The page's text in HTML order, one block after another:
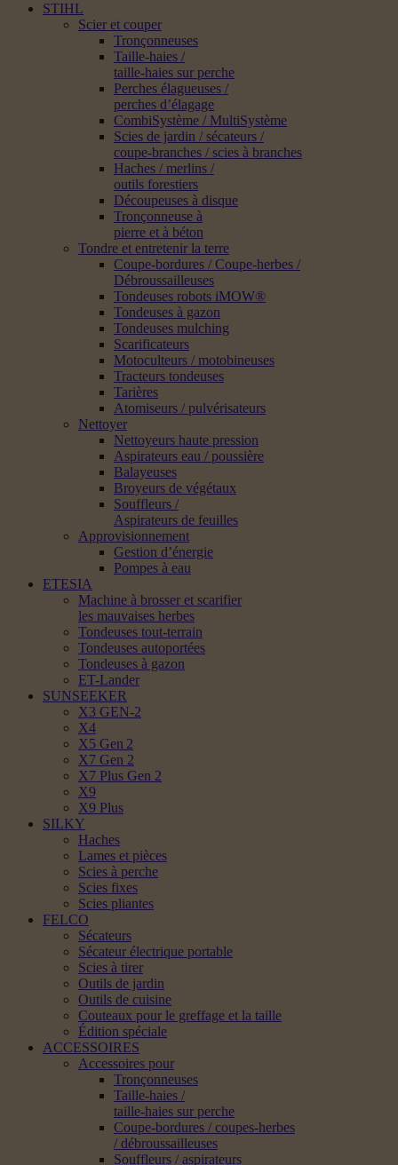
STIHL
Scier et couper
Tronçonneuses
Taille-haies /
taille-haies sur perche
Perches élagueuses /
perches d’élagage
CombiSystème / MultiSystème
Scies de jardin / sécateurs /
coupe-branches / scies à branches
Haches / merlins /
outils forestiers
Découpeuses à disque
Tronçonneuse à
pierre et à béton
Tondre et entretenir la terre
Coupe-bordures / Coupe-herbes /
Débroussailleuses
Tondeuses robots iMOW®
Tondeuses à gazon
Tondeuses mulching
Scarificateurs
Motoculteurs / motobineuses
Tracteurs tondeuses
Tarières
Atomiseurs / pulvérisateurs
Nettoyer
Nettoyeurs haute pression
Aspirateurs eau / poussière
Balayeuses
Broyeurs de végétaux
Souffleurs /
Aspirateurs de feuilles
Approvisionnement
Gestion d’énergie
Pompes à eau
ETESIA
Machine à brosser et scarifier
les mauvaises herbes
Tondeuses tout-terrain
Tondeuses autoportées
Tondeuses à gazon
ET-Lander
SUNSEEKER
X3 GEN-2
X4
X5 Gen 2
X7 Gen 2
X7 Plus Gen 2
X9
X9 Plus
SILKY
Haches
Lames et pièces
Scies à perche
Scies fixes
Scies pliantes
FELCO
Sécateurs
Sécateur électrique portable
Scies à tirer
Outils de jardin
Outils de cuisine
Couteaux pour le greffage et la taille
Édition spéciale
ACCESSOIRES
Accessoires pour
Tronçonneuses
Taille-haies /
taille-haies sur perche
Coupe-bordures / coupes-herbes
/ débroussailleuses
Souffleurs / aspirateurs